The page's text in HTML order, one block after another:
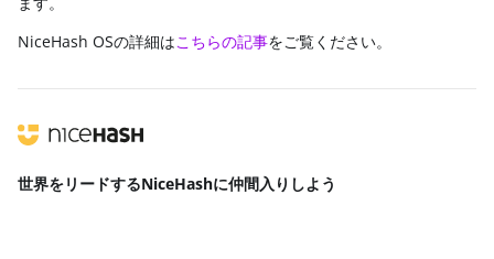
NiceHash OSの詳細はこちらの記事をご覧ください。
世界をリードするNiceHashに仲間入りしよう